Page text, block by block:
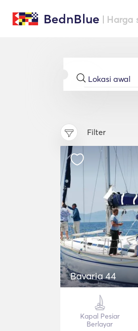
BednBlue |
Filter
Bavaria 44
Kapal Pesiar
Berlayar